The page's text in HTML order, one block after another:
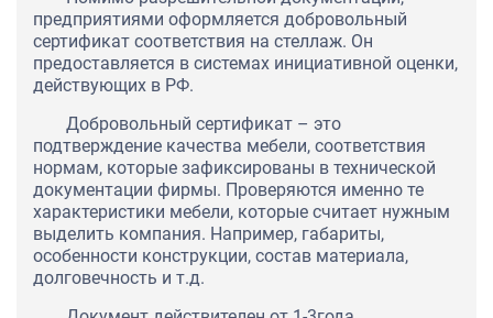
предприятиями оформляется добровольный
сертификат соответствия на стеллаж. Он
предоставляется в системах инициативной оценки,
действующих в РФ.
Добровольный сертификат – это
подтверждение качества мебели, соответствия
нормам, которые зафиксированы в технической
документации фирмы. Проверяются именно те
характеристики мебели, которые считает нужным
выделить компания. Например, габариты,
особенности конструкции, состав материала,
долговечность и т.д.